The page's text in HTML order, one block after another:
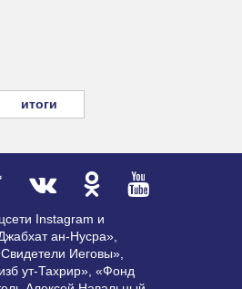
итоги
Instagram и
ан-Нусра»,
Иеговы»,
ут-Тахрир», «Фонд